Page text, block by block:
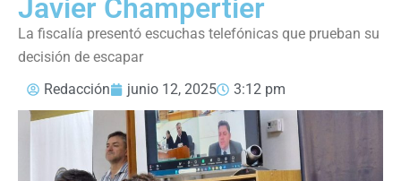
Javier Champertier
La fiscalía presentó escuchas telefónicas que prueban su
decisión de escapar
Redacción
junio 12, 2025 3:12 pm